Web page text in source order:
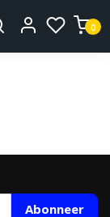
0
Abonneer